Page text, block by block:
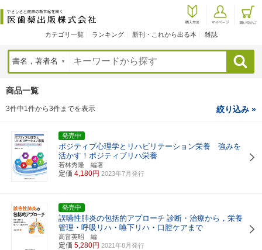
カテゴリ一覧 ランキング 新刊・これから出る本 雑誌
検索
商品一覧
3件中1件から3件までを表示 絞り込み »
発売中
ポジティブ心理学とリハビリテーション栄養 強みを
活かす！ポジティブリハ栄養
若林秀隆 編著
定価 4,180円 2023年7月発行
発売中
誤嚥性肺炎の包括的アプローチ 診断・治療から，栄養
管理・呼吸リハ・嚥下リハ・口腔ケアまで
高畠英昭 編
定価 5,280円 2021年8月発行